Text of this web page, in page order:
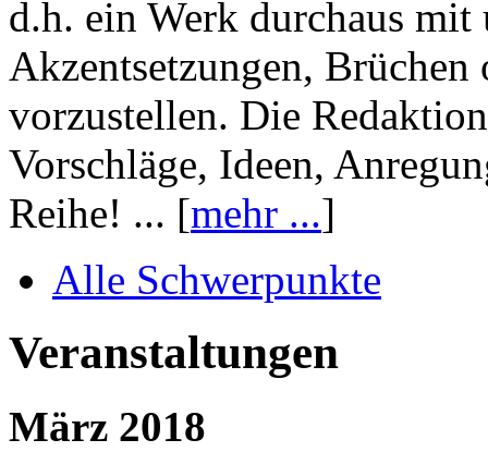
d.h. ein Werk durchaus mit
Akzentsetzungen, Brüchen
vorzustellen. Die
Vorschläge, Ideen,
Reihe! ... [mehr ...]
Alle Schwerpunkte
Veranstaltungen
März 2018